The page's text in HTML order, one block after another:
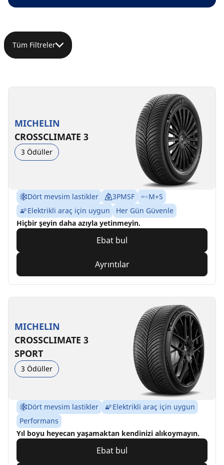
Tüm Filtreler
MICHELIN
CROSSCLIMATE 3
3 Ödüller
Dört mevsim lastikler 3PMSF
M+S
Elektrikli araç için uygun
Her Gün Güvenle
Hiçbir şeyin daha azıyla yetinmeyin.
Ebat bul
Ayrıntılar
MICHELIN
CROSSCLIMATE 3
SPORT
3 Ödüller
Dört mevsim lastikler
Elektrikli araç için uygun
Performans
Yıl boyu heyecan yaşamaktan kendinizi alıkoymayın.
Ebat bul